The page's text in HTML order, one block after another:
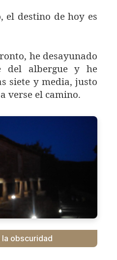
el destino de hoy es
he desayunado
del albergue y he
siete y media, justo
verse el camino.
obscuridad